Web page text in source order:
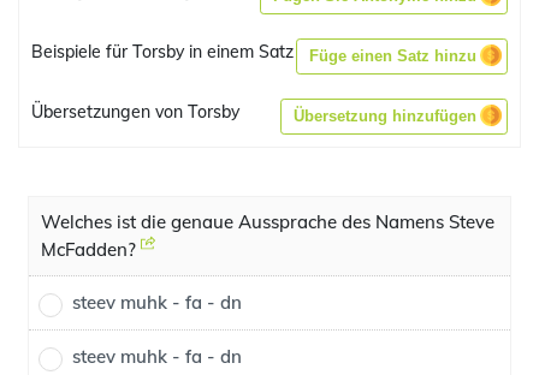
Beispiele für Torsby in einem Satz Füge einen Satz hinzu
Übersetzungen von Torsby Übersetzung hinzufügen
Welches ist die genaue Aussprache des Namens Steve
McFadden?
steev muhk - fa - dn
steev muhk - fa - dn